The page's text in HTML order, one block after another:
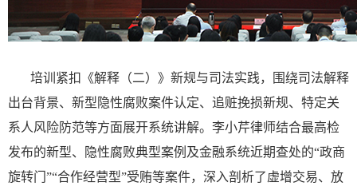
培训紧扣《解释（二）》新规与司法实践，围绕司法解释
出台背景、新型隐性腐败案件认定、追赃挽损新规、特定关
系人风险防范等方面展开系统讲解。李小芹律师结合最高检
发布的新型、隐性腐败典型案例及金融系统近期查处的“政商
旋转门”“合作经营型”受贿等案件，深入剖析了虚增交易、放